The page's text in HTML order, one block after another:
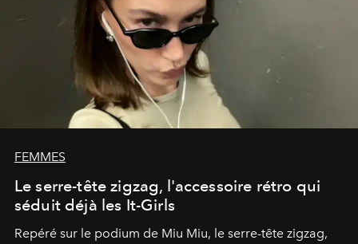
FEMMES
Le serre-tête zigzag, l'accessoire rétro qui
séduit déjà les It-Girls
Repéré sur le podium de Miu Miu, le serre-tête zigzag,